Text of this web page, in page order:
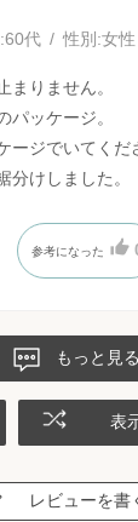
60代 性別:女性
まりません。
ッケージ。
ジでいてくだ
分けしました。
参考になった
もっと見る
表
レビューを書